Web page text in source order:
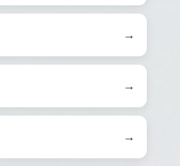
→
→
→